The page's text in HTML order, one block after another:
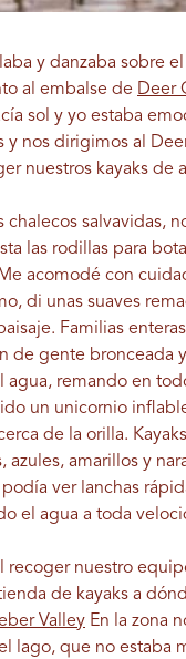
y danzaba sobre
al embalse de Deer
sol y yo estaba
y nos dirigimos al
nuestros kayaks de
chalecos salvavidas,
las rodillas para
acomodé con
di unas suaves
Familias
de gente bronceada
agua, remando en
un unicornio
de la orilla.
azules, amarillos y
podía ver lanchas
el agua a toda
recoger nuestro
de kayaks a
Valley En la zona
lago, que no estaba